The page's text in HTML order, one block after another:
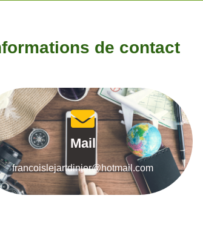
de contact
Mail
francoislejartdinier@hotmail.com